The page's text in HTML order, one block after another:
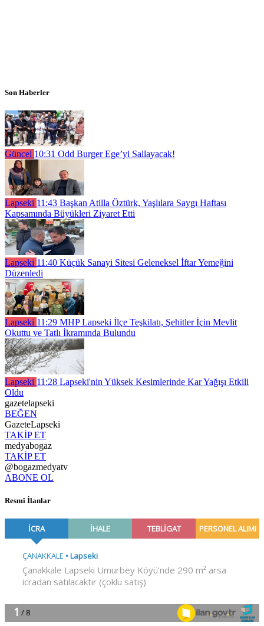
Son Haberler
Güncel 10:31 Odd Burger Ege’yi Sallayacak!
Lapseki 11:43 Başkan Atilla Öztürk, Yaşlılara Saygı Haftası
Kapsamında Büyükleri Ziyaret Etti
Lapseki 11:40 Küçük Sanayi Sitesi Geleneksel İftar Yemeğini
Düzenledi
Lapseki 11:29 MHP Lapseki İlçe Teşkilatı, Şehitler İçin Mevlit
Okuttu ve Tatlı İkramında Bulundu
Lapseki 11:28 Lapseki'nin Yüksek Kesimlerinde Kar Yağışı Etkili
Oldu
gazetelapseki
BEĞEN
GazeteLapseki
TAKİP ET
medyabogaz
TAKİP ET
@bogazmedyatv
ABONE OL
Resmî İlanlar